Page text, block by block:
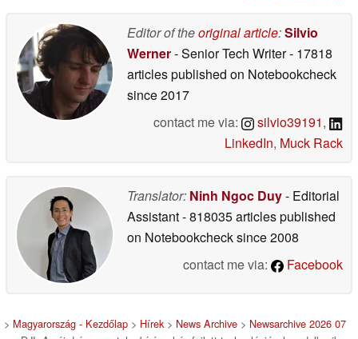
objektívvel rendelkezik
06/16/2026
Editor of theoriginal article:Silvio
Werner- Senior Tech Writer- 17818
articles published on Notebookcheck
since 2017
contact me via:
silvio39191,
LinkedIn, Muck Rack
Translator: Ninh Ngoc Duy- Editorial
Assistant- 818035 articles published
on Notebookchecksince 2008
contact me via:
Facebook
> Magyarország - Kezdőlap > Hírek> News Archive > Newsarchive 2026 07